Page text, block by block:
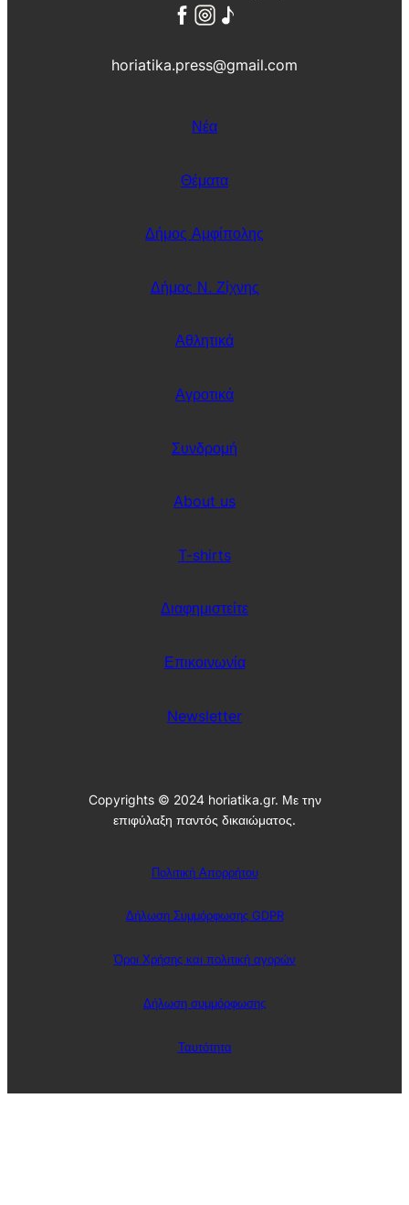
horiatika.press@gmail.com
Νέα
Θέματα
Δήμος Αμφίπολης
Δήμος Ν. Ζίχνης
Αθλητικά
Αγροτικά
Συνδρομή
About us
T-shirts
Διαφημιστείτε
Επικοινωνία
Newsletter
Copyrights © 2024 horiatika.gr. Με την
επιφύλαξη παντός δικαιώματος.
Πολιτική Απορρήτου
Δήλωση Συμμόρφωσης GDPR
Όροι Χρήσης και πολιτική αγορών
Δήλωση συμμόρφωσης
Ταυτότητα